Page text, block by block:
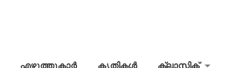
എഴുത്തുകാര്‍ കൃതികൾ ക്ലാസിക്